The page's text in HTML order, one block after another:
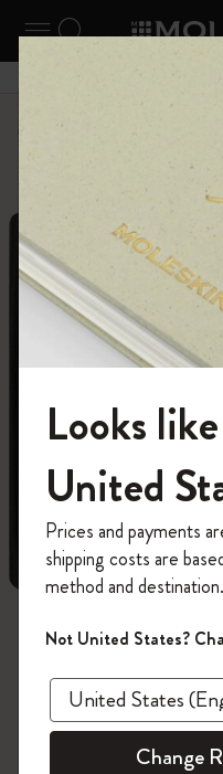
ナビゲーション
検索 (キーワ
6,500円以上
ーを閉じる
パーソナライズサービス
モレスキ
「WELCOME10
文が10%オフ＋
ール・アウト
Moleskineアカウ
ァーや会員特典
レーション
今す
Looks
United
Prices and payments
shipping costs are
method and destination.
Not United States?
Change